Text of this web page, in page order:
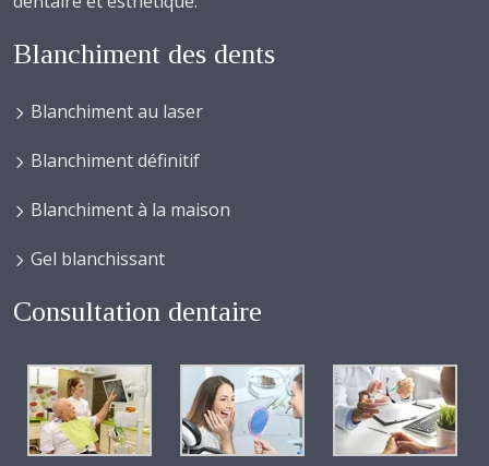
Blanchiment des dents
Blanchiment au laser
Blanchiment définitif
Blanchiment à la maison
Gel blanchissant
Consultation dentaire